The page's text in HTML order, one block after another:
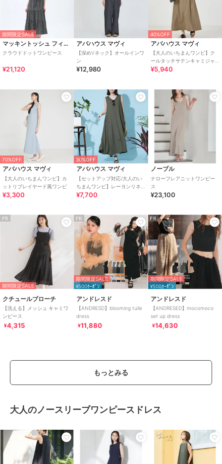
期間限定SALE
マッキントッシュ フィロソフィー
クラウドドットワンピース
¥21,120
アバハウス マヴィ
【深めVネック】オールインワ
ン
¥12,980
40%OFF
アバハウス マヴィ
【大人のいちまんワンピ】ク
ールタッチサテンキャミジャ
ンスカ
¥5,940
70%OFF
アバハウス マヴィ
【大人のいちまんワンピ】カ
ットリブレイヤード風ワンピ
¥3,300
30%OFF
アバハウス マヴィ
【セットアップ対応/大人のい
ちまんワンピ】レーヨンリネ
ン2WAYワンピ
¥7,700
ノーブル
ナローフレアニットワンピー
ス
¥23,100
PR
期間限定SALE
クチュールブローチ
【洗える】メッシュ キャミワ
ンピース
¥4,315
PR
期間限定SALE
¥500ｸｰﾎﾟﾝ
アンドレスド
【ANDRESD】blooming tulle
dress
¥11,880
PR
期間限定SALE
¥500ｸｰﾎﾟﾝ
アンドレスド
【ANDRESED】mocomoco
set up dress
¥14,630
もっとみる
大人のノースリーブワンピースドレス